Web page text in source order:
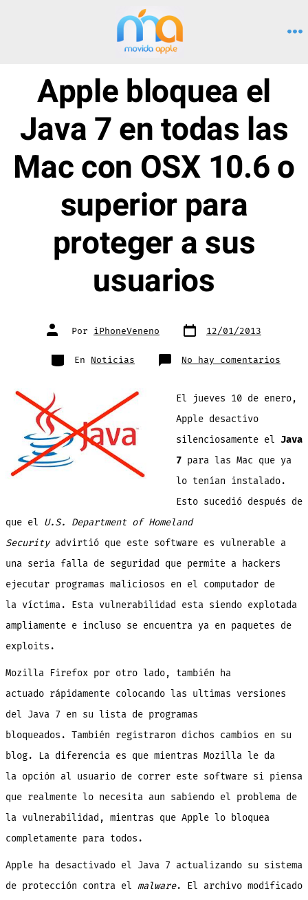
Apple bloquea el
Java 7 en todas las
Mac con OSX 10.6 o
superior para
proteger a sus
usuarios
Autor
de Por iPhoneVeneno Fecha
de 12/01/2013
Categorías
En Noticias No hay comentarios
Apple
7
Mac
con
10.6
o
para
a
sus
El jueves 10 de enero,
Apple desactivo
silenciosamente el Java
7 para las Mac que ya
lo tenían instalado.
Esto sucedió después de
que el U.S. Department of Homeland
Securityadvirtió que este software es vulnerable a
una seria falla de seguridad que permite a hackers
ejecutar programas maliciosos en el computador de
la víctima. Esta vulnerabilidad esta siendo explotada
ampliamente e incluso se encuentra ya en paquetes de
exploits.
Mozilla Firefox por otro lado, también ha
actuado rápidamente colocando las ultimas versiones
del Java 7 en su lista de programas
bloqueados. También registraron dichos cambios en su
blog. La diferencia es que mientras Mozilla le da
la opción al usuario de correr este software si piensa
que realmente lo necesita aun sabiendo el problema de
la vulnerabilidad, mientras que Apple lo bloquea
completamente para todos.
Apple ha desactivado el Java 7 actualizando su sistema
de protección contra el malware. El archivo modificado